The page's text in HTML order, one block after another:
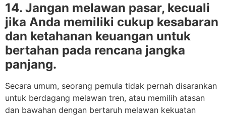
14. Jangan melawan pasar, kecuali
jika Anda memiliki cukup kesabaran
dan ketahanan keuangan untuk
bertahan pada rencana jangka
panjang.
Secara umum, seorang pemula tidak pernah disarankan
untuk berdagang melawan tren, atau memilih atasan
dan bawahan dengan bertaruh melawan kekuatan